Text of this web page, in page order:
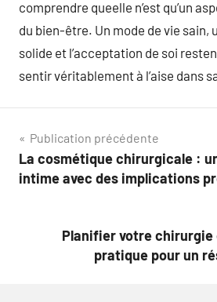
comprendre queelle n’est qu’un
du bien-être. Un mode de vie sain,
solide et l’acceptation de soi
sentir véritablement à l’aise dans
Navigation
de
Publication précédente
La cosmétique chirurgicale :
intime avec des implications
Planifier votre
pratique pour un